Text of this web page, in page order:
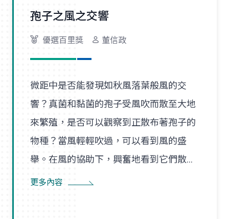
孢子之風之交響
優選百里獎 董信政
微距中是否能發現如秋風落葉般風的交
響？真菌和黏菌的孢子受風吹而散至大地
來繁殖，是否可以觀察到正散布著孢子的
物種？當風輕輕吹過，可以看到風的盛
舉。在風的協助下，興奮地看到它們散播
孢子的盛況，在精彩過程中也看到了風的
更多內容